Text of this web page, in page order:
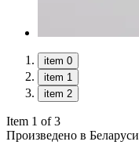
item 0
item 1
item 2
Item 1 of 3
Произведено в Беларуси